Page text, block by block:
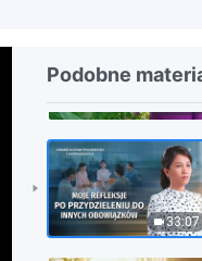
Podobne
40:46
33:07